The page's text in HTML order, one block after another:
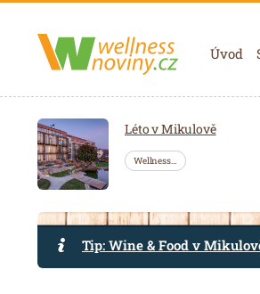
Úvod
Léto v Mikulově
Wellness…
Tip: Wine & Food v